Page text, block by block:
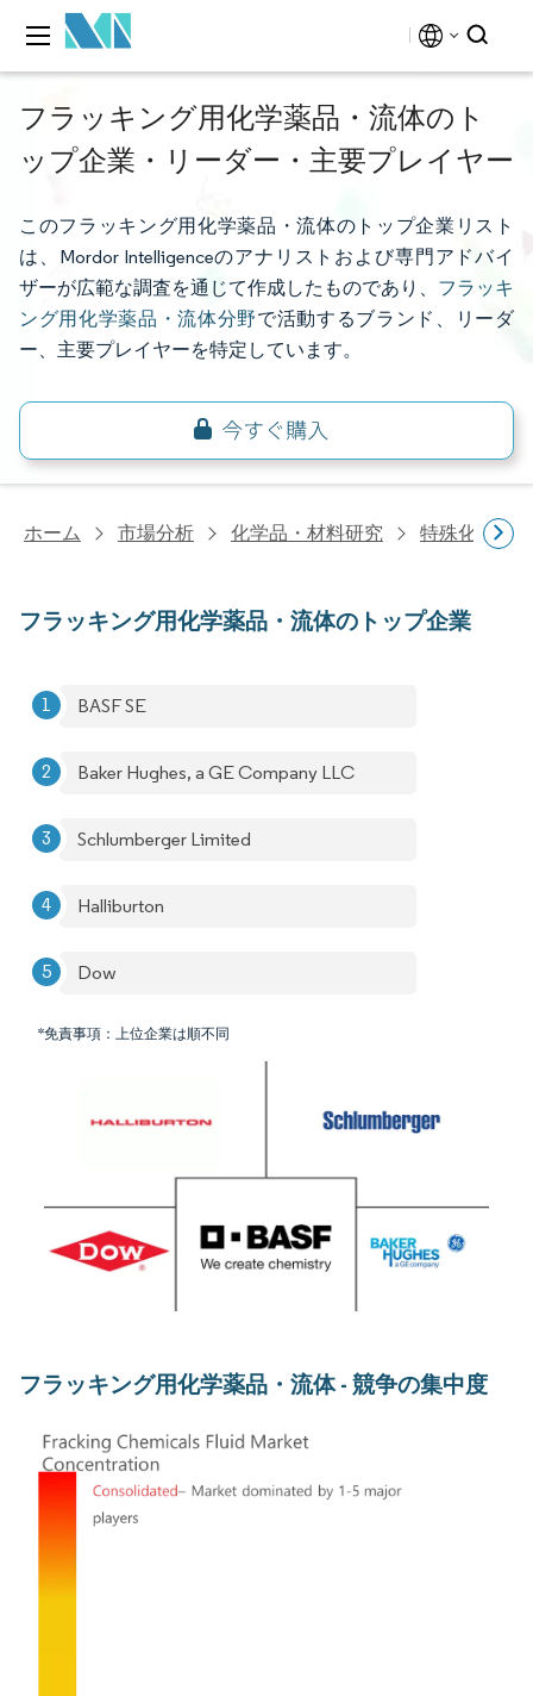
フラッキング用化学薬品・流体のト
ップ企業・リーダー・主要プレイヤー
このフラッキング用化学薬品・流体のトップ企業リスト
は、Mordor Intelligenceのアナリストおよび専門アドバイ
ザーが広範な調査を通じて作成したものであり、 フラッキ
ング用化学薬品・流体分野で活動するブランド、リーダ
ー、主要プレイヤーを特定しています。
ホーム 市場分析 化学品・材料研究 特殊化学品
フラッキング用化学薬品・流体のトップ企業
BASF SE
Baker Hughes, a GE Company LLC
Schlumberger Limited
Halliburton
Dow
*免責事項：上位企業は順不同
フラッキング用化学薬品・流体 - 競争の集中度